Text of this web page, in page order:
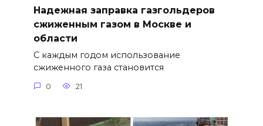
Надежная заправка газгольдеров
сжиженным газом в Москве и
области
С каждым годом использование
сжиженного газа становится
0 21